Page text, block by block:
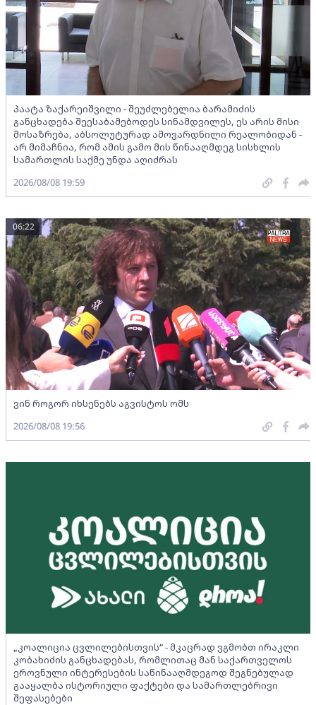
პაატა ზაქარეიშვილი - შეუძლებელია ბარამიძის
განცხადება შეესაბამებოდეს სინამდვილეს, ეს არის მისი
მოსაზრება, აბსოლუტურად ამოვარდნილი რეალობიდან -
არ მიმაჩნია, რომ ამის გამო მის წინააღმდეგ სისხლის
სამართლის საქმე უნდა აღიძრას
2026/08/08 19:59
ვინ როგორ იხსენებს აგვისტოს ომს
06:22
2026/08/08 19:56
„კოალიცია ცვლილებისთვის“ - მკაცრად ვგმობთ ირაკლი
კობახიძის განცხადებას, რომლითაც მან საქართველოს
ეროვნული ინტერესების საწინააღმდეგოდ შეგნებულად
გააყალბა ისტორიული ფაქტები და სამართლებრივი
შეფასებები